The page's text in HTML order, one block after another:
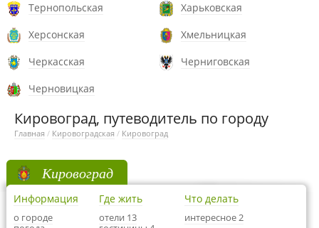
Тернопольская
Харьковская
Херсонская
Хмельницкая
Черкасская
Черниговская
Черновицкая
Кировоград, путеводитель по городу
Главная / Кировоградская / Кировоград
Кировоград
Информация
о городе
Где жить
отели 13
Что делать
интересное 2